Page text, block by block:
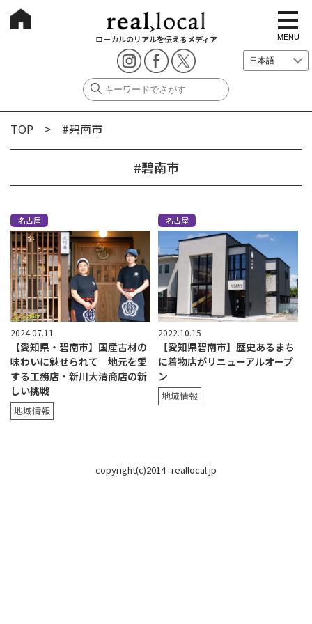
ローカルのリアルを伝えるメディア
t
o
g
g
e
i
i
MENU
TOP > #碧南市
#碧南市
名古屋
2024.07.11
【愛知県・碧南市】国産古材の
味わいに魅せられて 地元を愛
する工務店・新川大清商店の新
しい挑戦
地域情報
名古屋
2022.10.15
【愛知県碧南市】歴史あるまち
に着物店がリニューアルオープ
ン
地域情報
copyright(c)2014- reallocal.jp